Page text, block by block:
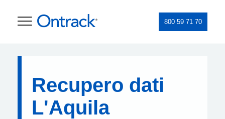
800 59 71 70
Recupero dati
L'Aquila